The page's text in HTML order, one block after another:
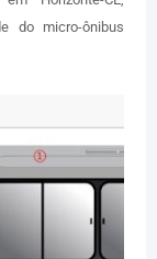
do micro-ônibus